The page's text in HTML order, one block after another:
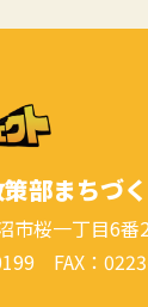
部まちづ
桜一丁目6番
FAX：